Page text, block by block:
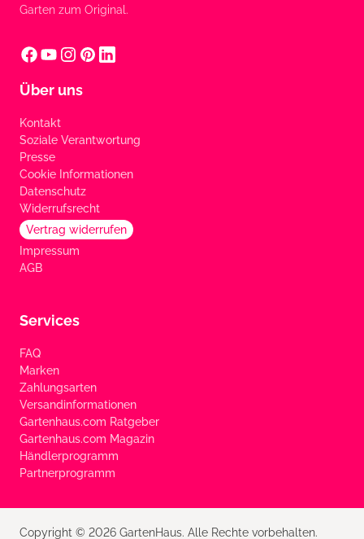
Garten zum Original.
Über uns
Kontakt
Soziale Verantwortung
Presse
Cookie Informationen
Datenschutz
Widerrufsrecht
Vertrag widerrufen
Impressum
AGB
Services
FAQ
Marken
Zahlungsarten
Versandinformationen
Gartenhaus.com Ratgeber
Gartenhaus.com Magazin
Händlerprogramm
Partnerprogramm
Copyright © 2026 GartenHaus. Alle Rechte vorbehalten.